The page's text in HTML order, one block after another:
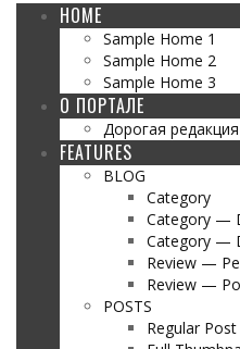
HOME
Sample Home 1
Sample Home 2
Sample Home 3
О ПОРТАЛЕ
Дорогая редакция
FEATURES
BLOG
Category
Category —
Category —
Review —
Review —
POSTS
Regular Post